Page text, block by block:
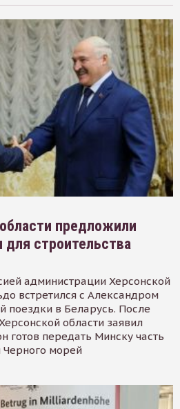
предложили
для строительства
администрации Херсонской
встретился с Александром
поездки в Беларусь. После
области заявил
готов передать Минску часть
Черного морей